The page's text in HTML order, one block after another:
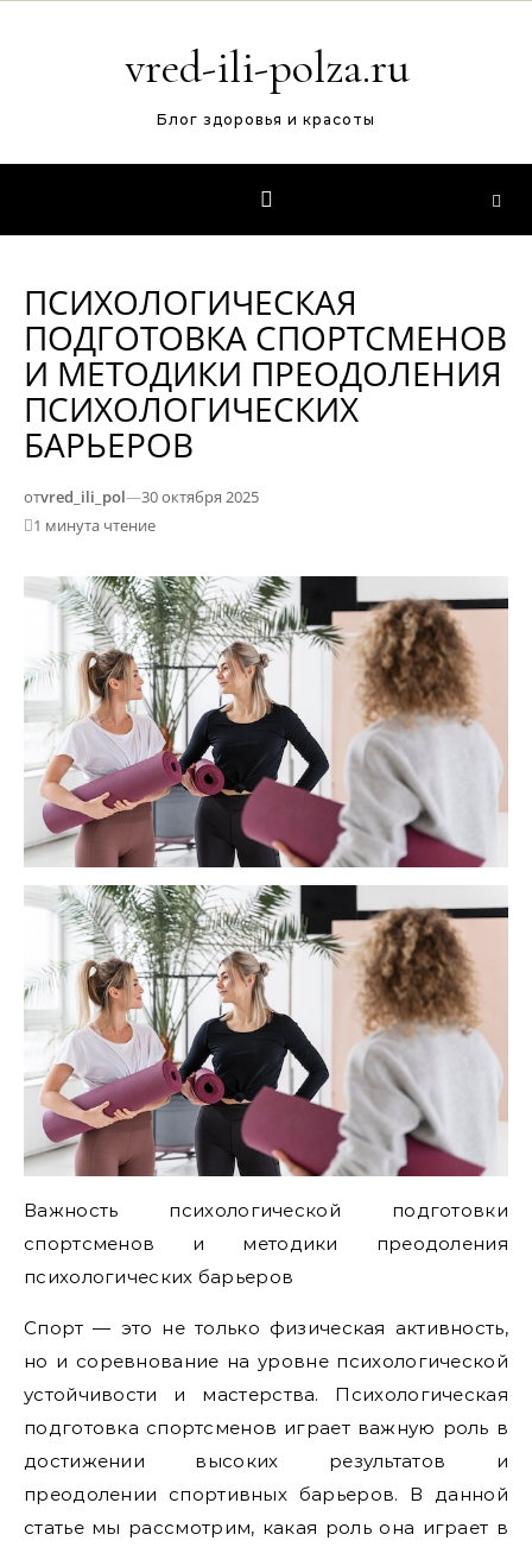
vred-ili-polza.ru
Блог здоровья и красоты
ПСИХОЛОГИЧЕСКАЯ
ПОДГОТОВКА СПОРТСМЕНОВ
И МЕТОДИКИ ПРЕОДОЛЕНИЯ
ПСИХОЛОГИЧЕСКИХ
БАРЬЕРОВ
отvred_ili_pol—30 октября 2025
1 минута чтение
Важность психологической подготовки
спортсменов и методики преодоления
психологических барьеров
Спорт — это не только физическая активность,
но и соревнование на уровне психологической
устойчивости и мастерства. Психологическая
подготовка спортсменов играет важную роль в
достижении высоких результатов и
преодолении спортивных барьеров. В данной
статье мы рассмотрим, какая роль она играет в